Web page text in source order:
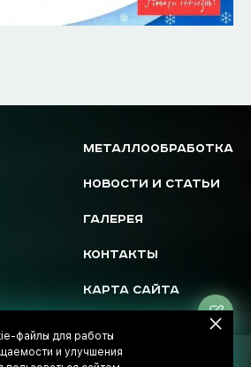
МЕТАЛЛООБРАБОТКА
НОВОСТИ И СТАТЬИ
ГАЛЕРЕЯ
КОНТАКТЫ
КАРТА САЙТА
Novostal-Market
файлы для работы
и улучшения